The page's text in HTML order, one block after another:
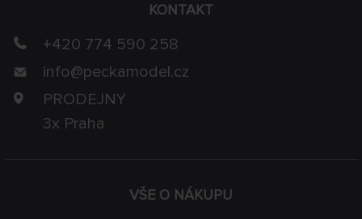
VŠE O NÁKUPU
KONTAKT
+420 774 590 258
info@peckamodel.cz
PRODEJNY
3x Praha